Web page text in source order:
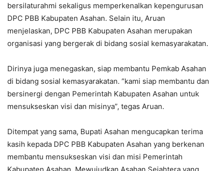
bersilaturahmi sekaligus memperkenalkan kepengurusan
DPC PBB Kabupaten Asahan. Selain itu, Aruan
menjelaskan, DPC PBB Kabupaten Asahan merupakan
organisasi yang bergerak di bidang sosial kemasyarakatan.
Dirinya juga menegaskan, siap membantu Pemkab Asahan
di bidang sosial kemasyarakatan. ”kami siap membantu dan
bersinergi dengan Pemerintah Kabupaten Asahan untuk
mensukseskan visi dan misinya”, tegas Aruan.
Ditempat yang sama, Bupati Asahan mengucapkan terima
kasih kepada DPC PBB Kabupaten Asahan yang berkenan
membantu mensukseskan visi dan misi Pemerintah
Kabupaten Asahan, Mewujudkan Asahan Sejahtera yang